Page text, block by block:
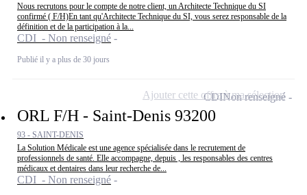
Nous recrutons pour le compte de notre client, un Architecte Technique du SI
confirmé ( F/H)En tant qu'Architecte Technique du SI, vous serez responsable de la
définition et de la participation à la...
CDI - Non renseigné
Publié il y a plus de 30 jours
ORL F/H - Saint-Denis 93200
93 - SAINT-DENIS
La Solution Médicale est une agence spécialisée dans le recrutement de
professionnels de santé. Elle accompagne, depuis , les responsables des centres
médicaux et dentaires dans leur recherche de...
CDI - Non renseigné
CDINon renseigné
Ajouter cette offre à ma sélection